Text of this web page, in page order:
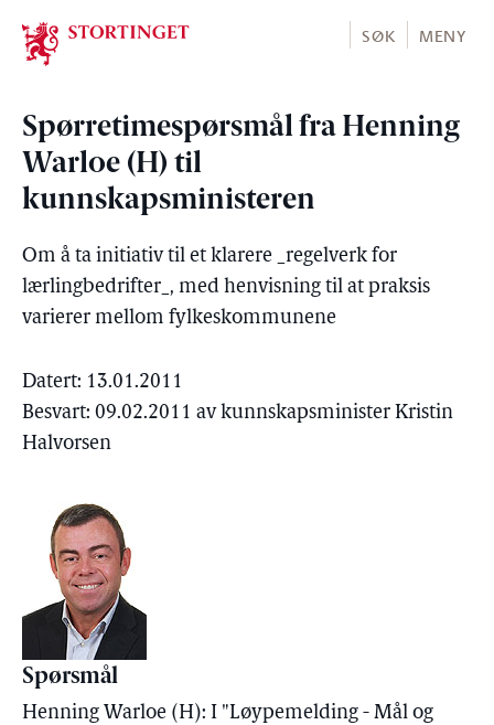
Stortinget.no
SØK MENY
Spørretimespørsmål fra Henning
Warloe (H) til
kunnskapsministeren
Om å ta initiativ til et klarere _regelverk for
lærlingbedrifter_, med henvisning til at praksis
varierer mellom fylkeskommunene
Datert: 13.01.2011
Besvart: 09.02.2011 av kunnskapsminister Kristin
Halvorsen
Spørsmål
Henning Warloe (H): I "Løypemelding - Mål og